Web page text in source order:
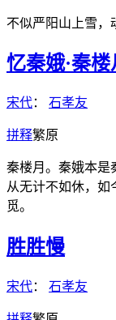
不似严阳山上雪，
忆秦娥·秦楼
宋代： 石孝友
拼释繁原
秦楼月。秦娥本是
从无计不如休，如
觅。
胜胜慢
宋代： 石孝友